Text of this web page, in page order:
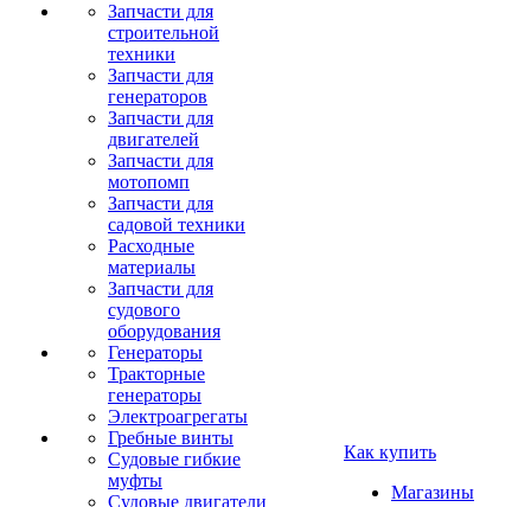
Запчасти для
строительной
техники
Запчасти для
генераторов
Запчасти для
двигателей
Запчасти для
мотопомп
Запчасти для
садовой техники
Расходные
материалы
Запчасти для
судового
оборудования
Генераторы
Тракторные
генераторы
Электроагрегаты
Гребные винты
Судовые гибкие
муфты
Судовые двигатели
Как купить
Магазины